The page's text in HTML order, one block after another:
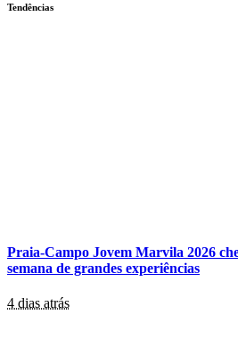
Tendências
Praia-Campo Jovem Marvila 2026
semana de grandes experiências
4 dias atrás